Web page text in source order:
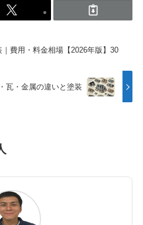
｜費用・料金相場【2026年版】30
瓦・金属の違いと塗装